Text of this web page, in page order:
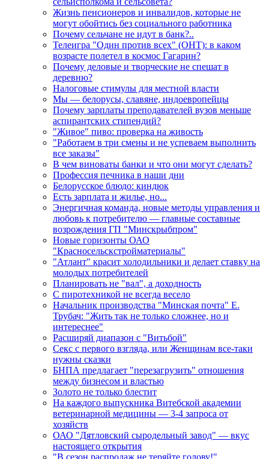
Жизнь пенсионеров и инвалидов, которые не
могут обойтись без социального работника
Почему сельчане не идут в банк?..
Телеигра "Один против всех" (ОНТ): в каком
возрасте полетел в космос Гагарин?
Почему деловые и творческие не спешат в
деревню?
Налоговые стимулы для местной власти
Мы — белорусы, славяне, индоевропейцы
Почему зарплаты преподавателей вузов меньше
аспирантских стипендий?
"Живое" пиво: проверка на живость
"Работаем в три смены и не успеваем выполнить
все заказы"
В чем виноваты банки и что они могут сделать?
Профессия печника в наши дни
Белорусское блюдо: киндюк
Есть зарплата и жилье, но...
Энергичная команда, новые методы управления и
любовь к потребителю — главные составные
возрождения ГП "Минскрыбпром"
Новые горизонты ОАО
"Красносельскстройматериалы"
"Атлант" красит холодильники и делает ставку на
молодых потребителей
Планировать не "вал", а доходность
С пиротехникой не всегда весело
Начальник производства "Минская почта" Е.
Трубач: "Жить так не только сложнее, но и
интереснее"
Расширяй диапазон с "Витьбой"
Секс с первого взгляда, или Женщинам все-таки
нужны сказки
БНПА предлагает "перезагрузить" отношения
между бизнесом и властью
Золото не только блестит
На каждого выпускника Витебской академии
ветеринарной медицины — 3-4 запроса от
хозяйств
ОАО "Дятловский сыродельный завод" — вкус
настоящего открытия